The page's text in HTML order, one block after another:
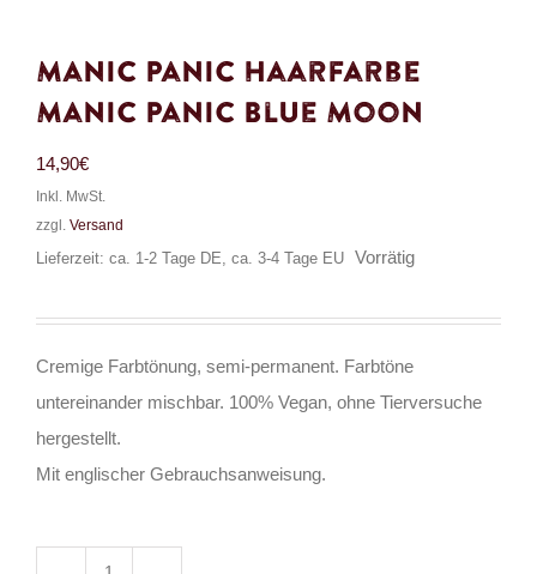
Manic Panic Haarfarbe
Manic Panic Blue Moon
14,90€
Inkl. MwSt.
zzgl. Versand
Lieferzeit: ca. 1-2 Tage DE, ca. 3-4 Tage EU
Vorrätig
Cremige Farbtönung, semi-permanent. Farbtöne
untereinander mischbar. 100% Vegan, ohne Tierversuche
hergestellt.
Mit englischer Gebrauchsanweisung.